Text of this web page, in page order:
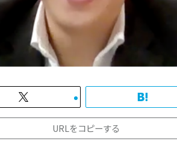
URLをコピーする